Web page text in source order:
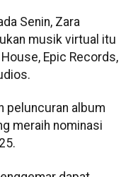
Senin, Zara
musik virtual itu
Epic Records,
peluncuran album
meraih nominasi